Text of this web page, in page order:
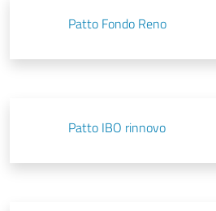
Patto Fondo Reno
Patto IBO rinnovo